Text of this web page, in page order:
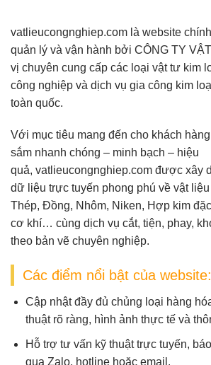
vatlieucongnghiep.com là website
quản lý và vận hành bởi CÔNG TY
vị chuyên cung cấp các loại vật tư kim
công nghiệp và dịch vụ gia công kim
toàn quốc.
Với mục tiêu mang đến cho khách
sắm nhanh chóng – minh bạch – hiệu
quả, vatlieucongnghiep.com được xây
dữ liệu trực tuyến phong phú về vật
Thép, Đồng, Nhôm, Niken, Hợp kim
cơ khí… cùng dịch vụ cắt, tiện, phay,
theo bản vẽ chuyên nghiệp.
Các điểm nổi bật của website:
Cập nhật đầy đủ chủng loại hàng
thuật rõ ràng, hình ảnh thực tế và
Hỗ trợ tư vấn kỹ thuật trực tuyến,
qua Zalo, hotline hoặc email.